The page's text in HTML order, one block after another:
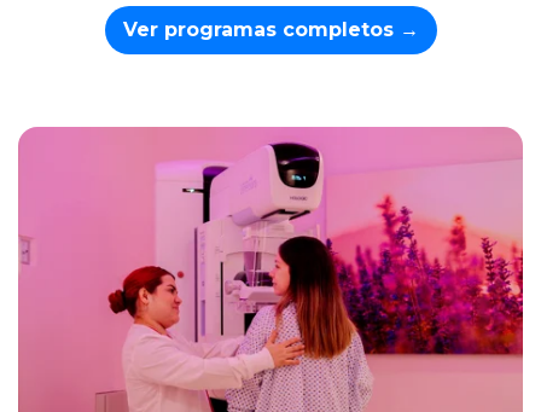
Ver programas completos →